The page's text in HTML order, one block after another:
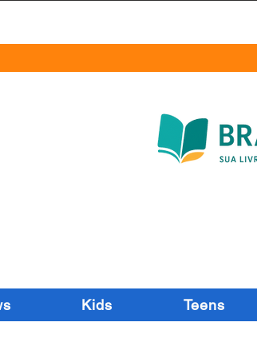
Kids Teens